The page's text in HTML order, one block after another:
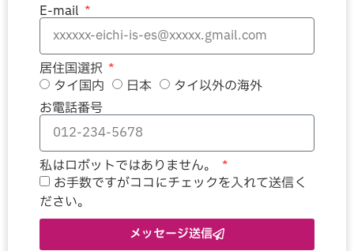
E-mail
居住国選択
タイ国内
日本
タイ以外の海外
お電話番号
私はロボットではありません。
お手数ですがココにチェックを入れて送信く
ださい。
メッセージ送信